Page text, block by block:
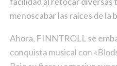
menoscabar las raíces de la
Ahora, FINNTROLL se
conquista musical con